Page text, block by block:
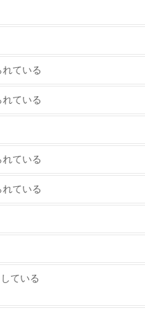
理解し、実践している
ている
ている
ている
ている
ている